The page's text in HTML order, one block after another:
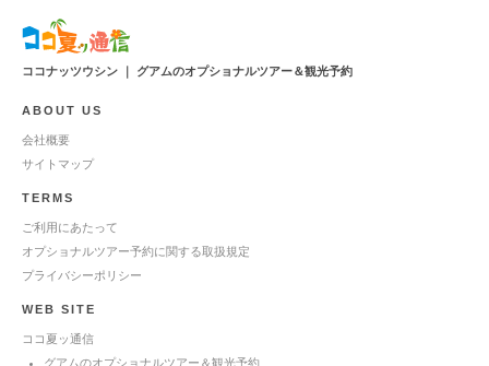
ココナッツウシン ｜ グアムのオプショナルツアー＆観光予約
ABOUT US
会社概要
サイトマップ
TERMS
ご利用にあたって
オプショナルツアー予約に関する取扱規定
プライバシーポリシー
WEB SITE
ココ夏ッ通信
グアムのオプショナルツアー＆観光予約